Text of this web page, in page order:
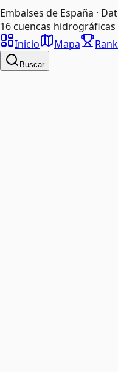
Embalses de España ·
16 cuencas hidrográficas
Inicio
Mapa
Buscar